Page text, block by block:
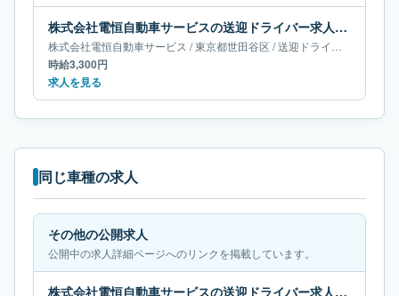
株式会社電恒自動車サービスの送迎ドライバー求人｜東京都世田谷区
株式会社電恒自動車サービス /東京都世田谷区 /送迎ドライバー
時給3,300円
求人を見る
同じ車種の求人
その他の公開求人
公開中の求人詳細ページへのリンクを掲載しています。
株式会社電恒自動車サービスの送迎ドライバー求人｜東京都世田谷区